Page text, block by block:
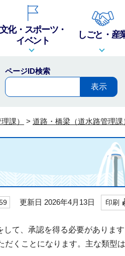
文化・スポーツ・
イベント
しごと・産
ページID検索
課） > 道路・橋梁（道水路管理課
更新日 2026年4月13日 印刷
て、承認を得る必要がありま
だくことになります。主な類型